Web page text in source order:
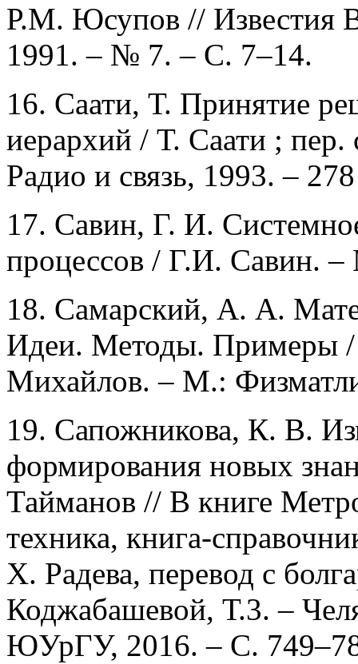
Р.М. Юсупов // Известия
1991. – № 7. – С. 7–14.
16. Саати, Т. Принятие
иерархий / Т. Саати ;
Радио и связь, 1993. –
17. Савин, Г. И.
процессов / Г.И. Савин.
18. Самарский, А. А.
Идеи. Методы. Примеры
Михайлов. – М.:
19. Сапожникова, К. В.
формирования новых
Тайманов // В книге
техника, книга-
Х. Радева, перевод с
Коджабашевой, Т.3. –
ЮУрГУ, 2016. – С.